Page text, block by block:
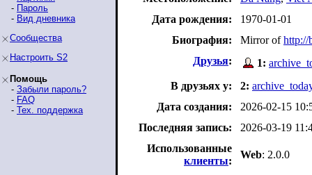
- Пароль
- Вид дневника
Сообщества
Настроить S2
Помощь
- Забыли пароль?
- FAQ
- Тех. поддержка
Дата рождения:
1970-01-01
Биография:
Mirror ofhttp://
Друзья: 1:
В друзьях у:
2:
Дата создания:
2026-02-15
Последняя запись:
2026-03-19
Использованные
клиенты:
Web: 2.0.0